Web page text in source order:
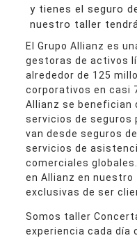
y tienes el seguro
nuestro taller
El Grupo Allianz es
gestoras de activos
alrededor de 125
corporativos en casi
Allianz se benefician
servicios de seguros
van desde seguros
servicios de
comerciales
en Allianz en
exclusivas de ser
Somos taller
experiencia cada día